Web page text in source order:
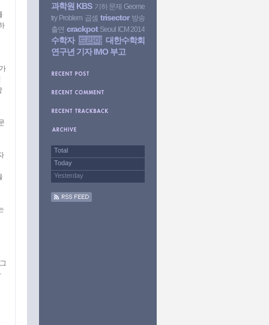
과학원 KBS 기하 문제 Geome
try Problem 곱셈 trisector 방송
출연 crackpot Seoul ICM 2014
수학자 드라마 대한수학회
연구년 기자 IMO 부고
Total
Today
Yesterday